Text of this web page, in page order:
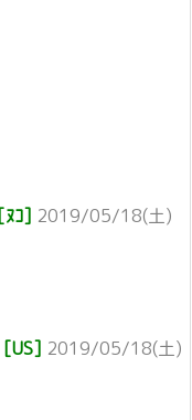
ﾇｺ] 2019/05/18(土)
[US] 2019/05/18(土)